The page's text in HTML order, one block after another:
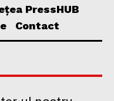
PressHUB
Contact